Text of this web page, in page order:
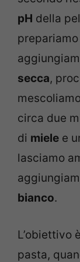
pH della
secca,
circa due
di miele e
lasciamo
bianco.
L’obiettivo
pasta,